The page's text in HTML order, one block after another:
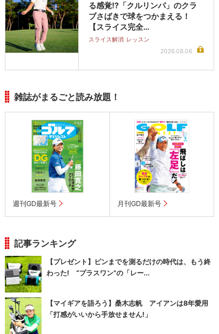
る感覚!?「クルリンパ」のクラ
ブさばきで球をつかまえる！
【スライス完全…
スライス解消 レッスン
2026.08.06
雑誌がまるごと読み放題！
週刊GD最新号 月刊GD最新号
記事ランキング
【プレゼント】ピンまでを測るだけの時代は、もう終
わった! “プラスワン”の「レー...
【マイギアを語ろう】桑木志帆 アイアンは8年愛用
「打感がいいから手放せません!」